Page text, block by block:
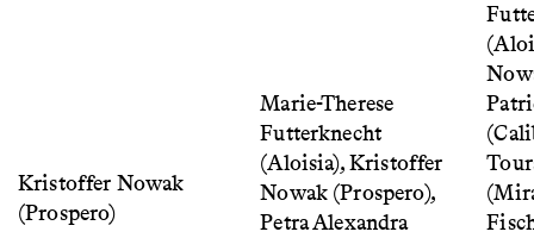
Kristoffer Nowak
(Prospero)
Marie-Therese
Futterknecht
(Aloisia), Kristoffer
Nowak (Prospero),
Petra Alexandra